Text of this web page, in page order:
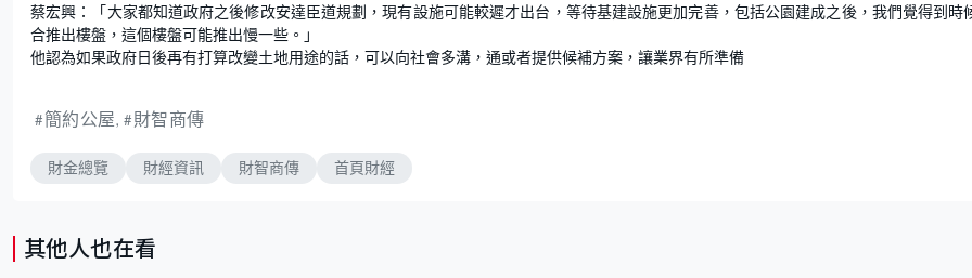
蔡宏興：「大家都知道政府之後修改安達臣道規劃，現有設施可能較遲才出台，等待基建設施更加完善，包括公園建成之後，我們覺得到時
合推出樓盤，這個樓盤可能推出慢一些。」
他認為如果政府日後再有打算改變土地用途的話，可以向社會多溝，通或者提供候補方案，讓業界有所準備
簡約公屋 財智商傳
財金總覽 財經資訊 財智商傳 首頁財經
其他人也在看